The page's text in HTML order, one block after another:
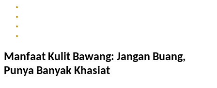
Manfaat Kulit Bawang: Jangan Buang,
Punya Banyak Khasiat